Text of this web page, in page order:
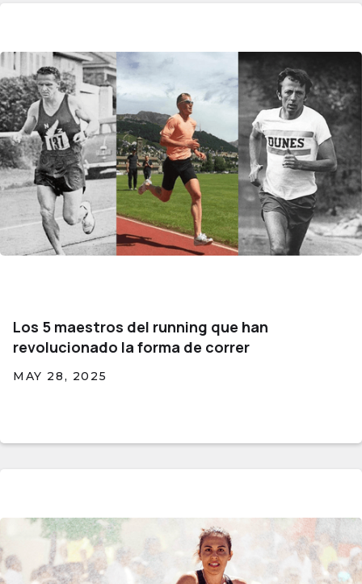
Los 5 maestros del running que han
revolucionado la forma de correr
MAY 28, 2025